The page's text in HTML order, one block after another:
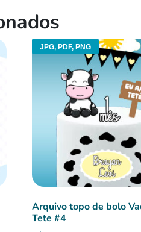
JPG, PDF, PNG
Arquivo topo de bolo
Tete #4